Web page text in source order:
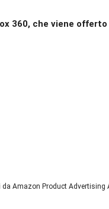
360, che viene offerto
Amazon Product Advertising